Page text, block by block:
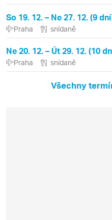
So 19. 12. – Ne 27. 12. (9
Praha snídaně
Ne 20. 12. – Út 29. 12. (10
Praha snídaně
Všechny